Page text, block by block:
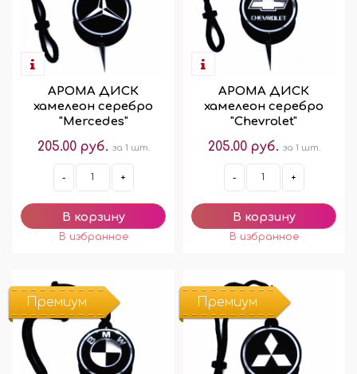
АРОМА ДИСК
хамелеон серебро
"Mercedes"
205.00 руб. за 1 шт.
- +
АРОМА ДИСК
хамелеон серебро
"Chevrolet"
205.00 руб. за 1 шт.
- +
Премиум Премиум